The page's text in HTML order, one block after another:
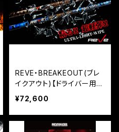
REVE・BREAKEOUT(ブレ
イクアウト)【ドライバー用シ
ャフト】
¥72,600